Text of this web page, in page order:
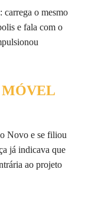
carrega o mesmo
e fala com o
MÓVEL
Novo e se filiou
já indicava que
ao projeto